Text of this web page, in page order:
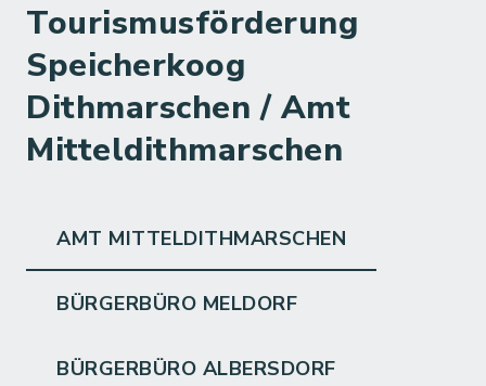
Tourismusförderung
Speicherkoog
Dithmarschen / Amt
Mitteldithmarschen
AMT MITTELDITHMARSCHEN
BÜRGERBÜRO MELDORF
BÜRGERBÜRO ALBERSDORF